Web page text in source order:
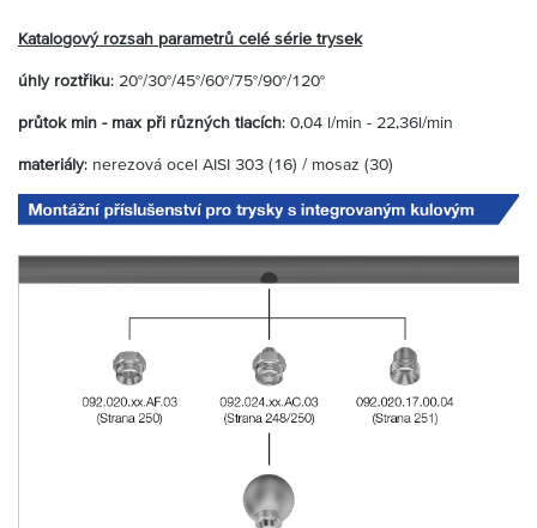
Katalogový rozsah parametrů celé série trysek
úhly roztřiku: 20°/30°/45°/60°/75°/90°/120°
průtok min - max při různých tlacích: 0,04 l/min - 22,36l/min
materiály: nerezová ocel AISI 303 (16) / mosaz (30)